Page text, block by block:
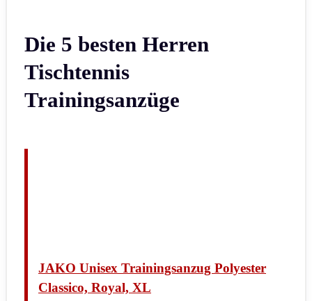
Die 5 besten Herren
Tischtennis
Trainingsanzüge
JAKO Unisex Trainingsanzug Polyester
Classico, Royal, XL